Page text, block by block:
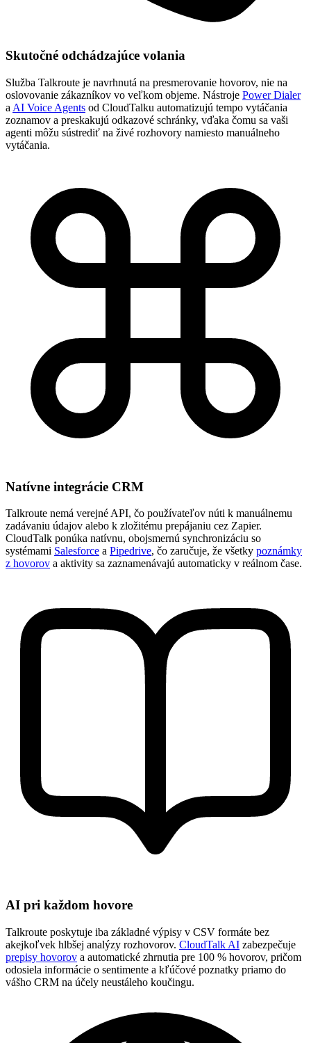
Skutočné odchádzajúce volania
Služba Talkroute je navrhnutá na presmerovanie hovorov, nie na
oslovovanie zákazníkov vo veľkom objeme. Nástroje Power Dialer
a AI Voice Agents od CloudTalku automatizujú tempo vytáčania
zoznamov a preskakujú odkazové schránky, vďaka čomu sa vaši
agenti môžu sústrediť na živé rozhovory namiesto manuálneho
vytáčania.
Natívne integrácie CRM
Talkroute nemá verejné API, čo používateľov núti k manuálnemu
zadávaniu údajov alebo k zložitému prepájaniu cez Zapier.
CloudTalk ponúka natívnu, obojsmernú synchronizáciu so
systémami Salesforce a Pipedrive, čo zaručuje, že všetky poznámky
z hovorov a aktivity sa zaznamenávajú automaticky v reálnom čase.
AI pri každom hovore
Talkroute poskytuje iba základné výpisy v CSV formáte bez
akejkoľvek hlbšej analýzy rozhovorov. CloudTalk AI zabezpečuje
prepisy hovorov a automatické zhrnutia pre 100 % hovorov, pričom
odosiela informácie o sentimente a kľúčové poznatky priamo do
vášho CRM na účely neustáleho koučingu.